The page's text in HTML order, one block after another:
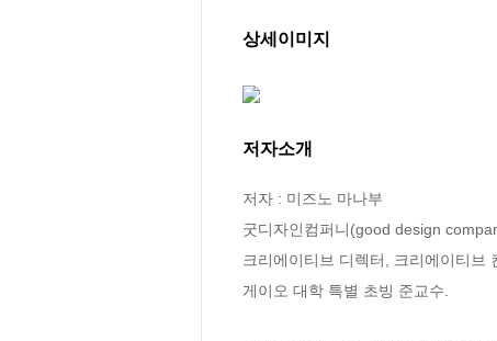
상세이미지
저자소개
저자 : 미즈노 마나부
굿디자인컴퍼니(good design
크리에이티브 디렉터, 크리에이티브
게이오 대학 특별 초빙 준교수.